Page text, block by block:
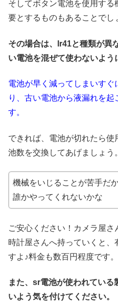
そしてボタン電池を使用す
要とするものもあることでし
その場合は、lr41と種類が異
い電池を混ぜて使わないよう
電池が早く減ってしまいすぐ
り、古い電池から液漏れを
す。
できれば、電池が切れたら
池数を交換してあげましょう。
機械をいじることが苦手だ
誰かやってくれないかな
ご安心ください！カメラ屋
時計屋さんへ持っていくと、
すよ♪料金も数百円程度です。
また、sr電池が使われてい
いよう気を付けてください。